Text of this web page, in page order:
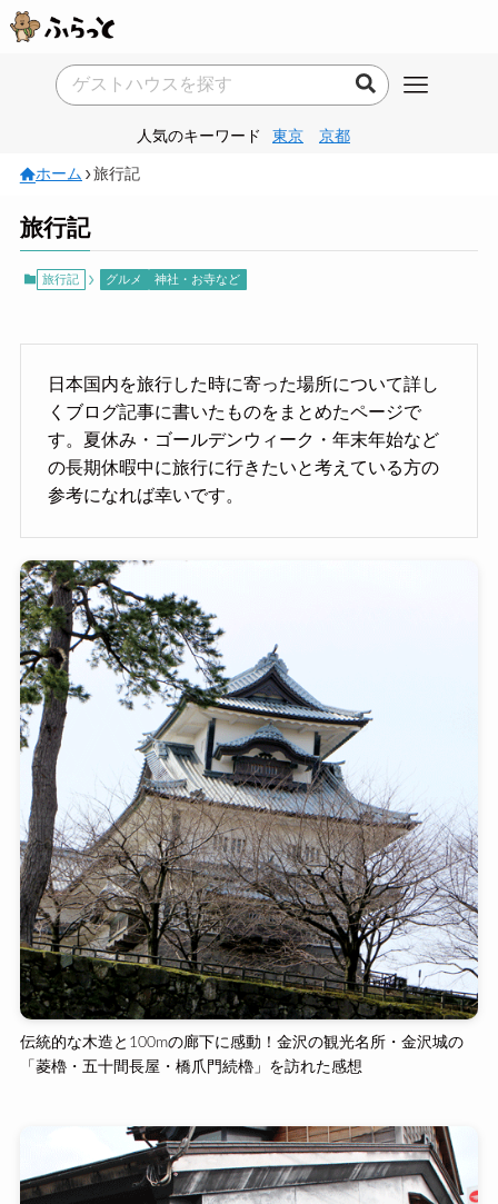
人気のキーワード 東京 京都
ホーム 旅行記
旅行記
旅行記 グルメ 神社・お寺など
日本国内を旅行した時に寄った場所について詳し
くブログ記事に書いたものをまとめたページで
す。夏休み・ゴールデンウィーク・年末年始など
の長期休暇中に旅行に行きたいと考えている方の
参考になれば幸いです。
伝統的な木造と100mの廊下に感動！金沢の観光名所・金沢城の
「菱櫓・五十間長屋・橋爪門続櫓」を訪れた感想